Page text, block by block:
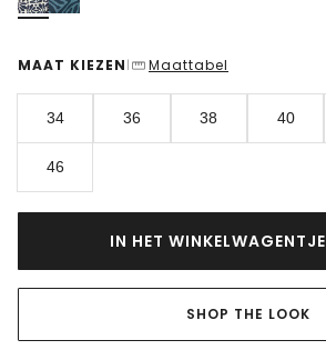
MAAT KIEZEN | Maattabel
34 36 38 40
46
IN HET WINKELWAGENTJE
SHOP THE LOOK